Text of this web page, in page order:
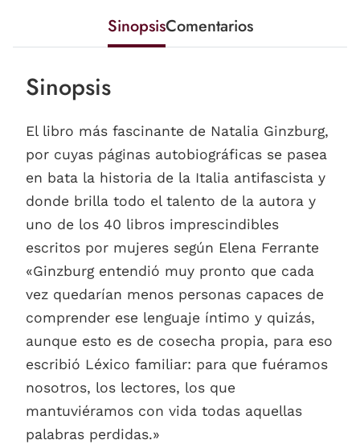
SinopsisComentarios
Sinopsis
El libro más fascinante de Natalia Ginzburg,
por cuyas páginas autobiográficas se pasea
en bata la historia de la Italia antifascista y
donde brilla todo el talento de la autora y
uno de los 40 libros imprescindibles
escritos por mujeres según Elena Ferrante
«Ginzburg entendió muy pronto que cada
vez quedarían menos personas capaces de
comprender ese lenguaje íntimo y quizás,
aunque esto es de cosecha propia, para eso
escribió Léxico familiar: para que fuéramos
nosotros, los lectores, los que
mantuviéramos con vida todas aquellas
palabras perdidas.»